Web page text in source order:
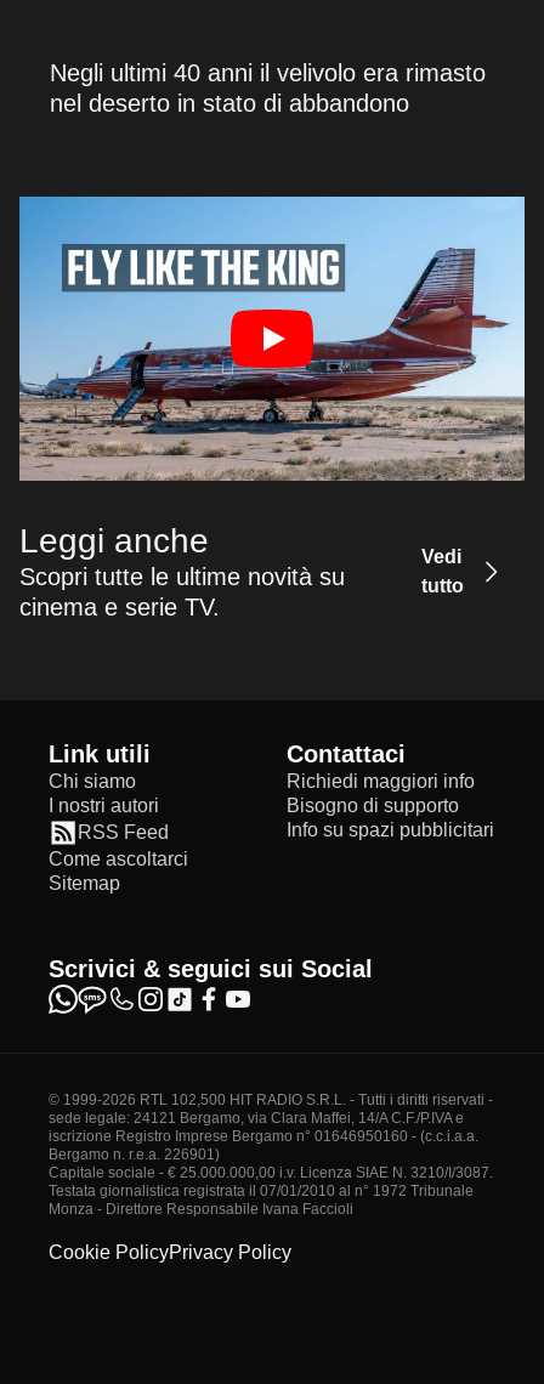
Negli ultimi 40 anni il velivolo era rimasto
nel deserto in stato di abbandono
Leggi anche
Scopri tutte le ultime novità su
cinema e serie TV.
Vedi
tutto
Link utili
Chi siamo
I nostri autori
RSS Feed
Come ascoltarci
Sitemap
Contattaci
Richiedi maggiori info
Bisogno di supporto
Info su spazi pubblicitari
Scrivici & seguici sui Social
© 1999-2026 RTL 102,500 HIT RADIO S.R.L. - Tutti i diritti riservati -
sede legale: 24121 Bergamo, via Clara Maffei, 14/A C.F./P.IVA e
iscrizione Registro Imprese Bergamo n° 01646950160 - (c.c.i.a.a.
Bergamo n. r.e.a. 226901)
Capitale sociale - € 25.000.000,00 i.v. Licenza SIAE N. 3210/I/3087.
Testata giornalistica registrata il 07/01/2010 al n° 1972 Tribunale
Monza - Direttore Responsabile Ivana Faccioli
Cookie PolicyPrivacy Policy